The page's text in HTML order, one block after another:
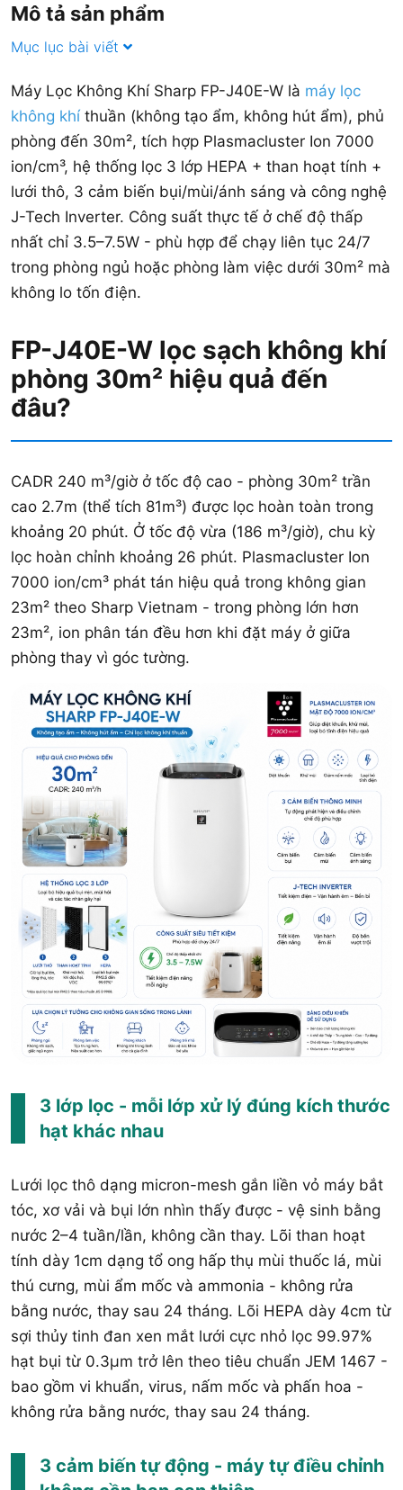
Mô tả sản phẩm
Mục lục bài viết
Máy Lọc Không Khí Sharp FP-J40E-W là máy lọc
không khí thuần (không tạo ẩm, không hút ẩm), phủ
phòng đến 30m², tích hợp Plasmacluster Ion 7000
ion/cm³, hệ thống lọc 3 lớp HEPA + than hoạt tính +
lưới thô, 3 cảm biến bụi/mùi/ánh sáng và công nghệ
J-Tech Inverter. Công suất thực tế ở chế độ thấp
nhất chỉ 3.5–7.5W - phù hợp để chạy liên tục 24/7
trong phòng ngủ hoặc phòng làm việc dưới 30m² mà
không lo tốn điện.
FP-J40E-W lọc sạch không khí
phòng 30m² hiệu quả đến
đâu?
CADR 240 m³/giờ ở tốc độ cao - phòng 30m² trần
cao 2.7m (thể tích 81m³) được lọc hoàn toàn trong
khoảng 20 phút. Ở tốc độ vừa (186 m³/giờ), chu kỳ
lọc hoàn chỉnh khoảng 26 phút. Plasmacluster Ion
7000 ion/cm³ phát tán hiệu quả trong không gian
23m² theo Sharp Vietnam - trong phòng lớn hơn
23m², ion phân tán đều hơn khi đặt máy ở giữa
phòng thay vì góc tường.
3 lớp lọc - mỗi lớp xử lý đúng kích thước
hạt khác nhau
Lưới lọc thô dạng micron-mesh gắn liền vỏ máy bắt
tóc, xơ vải và bụi lớn nhìn thấy được - vệ sinh bằng
nước 2–4 tuần/lần, không cần thay. Lõi than hoạt
tính dày 1cm dạng tổ ong hấp thụ mùi thuốc lá, mùi
thú cưng, mùi ẩm mốc và ammonia - không rửa
bằng nước, thay sau 24 tháng. Lõi HEPA dày 4cm từ
sợi thủy tinh đan xen mắt lưới cực nhỏ lọc 99.97%
hạt bụi từ 0.3µm trở lên theo tiêu chuẩn JEM 1467 -
bao gồm vi khuẩn, virus, nấm mốc và phấn hoa -
không rửa bằng nước, thay sau 24 tháng.
3 cảm biến tự động - máy tự điều chỉnh